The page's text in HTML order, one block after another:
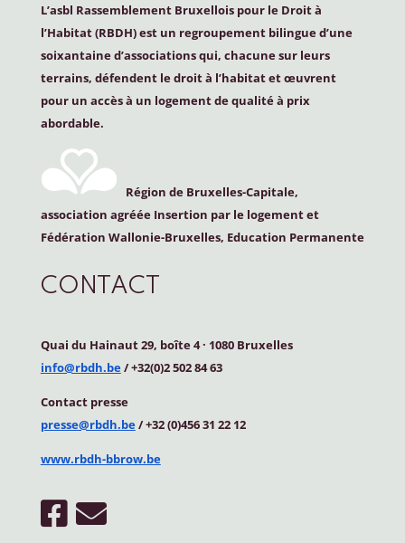
L’asbl Rassemblement Bruxellois pour le Droit à
l’Habitat (RBDH) est un regroupement bilingue d’une
soixantaine d’associations qui, chacune sur leurs
terrains, défendent le droit à l’habitat et œuvrent
pour un accès à un logement de qualité à prix
abordable.
Région de Bruxelles-Capitale,
association agréée Insertion par le logement et
Fédération Wallonie-Bruxelles, Education Permanente
CONTACT
Quai du Hainaut 29, boîte 4· 1080 Bruxelles
info@rbdh.be/ +32(0)2 502 84 63
Contact presse
presse@rbdh.be/ +32 (0)456 31 22 12
www.rbdh-bbrow.be